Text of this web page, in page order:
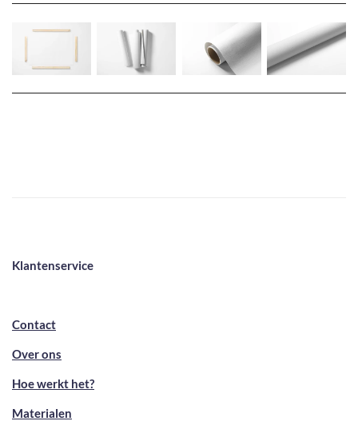
Klantenservice
Contact
Over ons
Hoe werkt het?
Materialen